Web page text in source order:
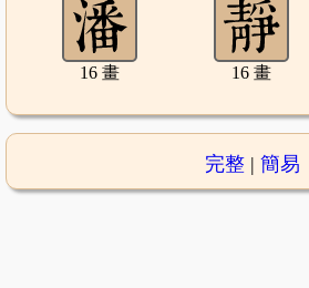
16 畫 16 畫
完整| 簡易